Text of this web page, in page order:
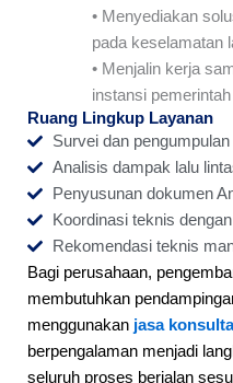
• Menyediakan
pada keselamatan
• Menjalin kerja
instansi
Ruang Lingkup Layanan
Survei dan
Analisis dampak lalu
Penyusunan dokumen
Koordinasi teknis
Rekomendasi teknis
Bagi perusahaan,
membutuhkan
menggunakan jasa
berpengalaman menjadi
seluruh proses berjalan